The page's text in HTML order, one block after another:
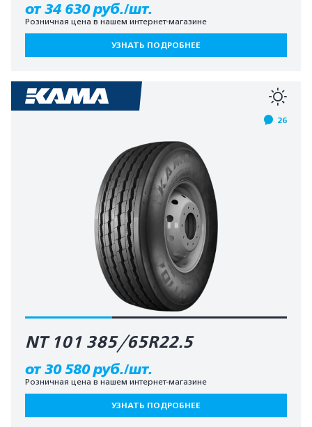
от 34 630 руб./шт.
Розничная цена в нашем интернет-магазине
УЗНАТЬ ПОДРОБНЕЕ
26
NT 101 385/65R22.5
от 30 580 руб./шт.
Розничная цена в нашем интернет-магазине
УЗНАТЬ ПОДРОБНЕЕ